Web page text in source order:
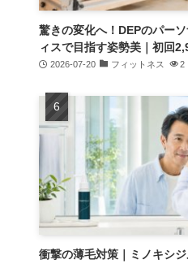
驚きの変化へ！DEPのパー
ィスで目指す姿勢美｜初回
2026-07-20 フィットネス 2
衝撃の薄毛対策｜ミノキシ